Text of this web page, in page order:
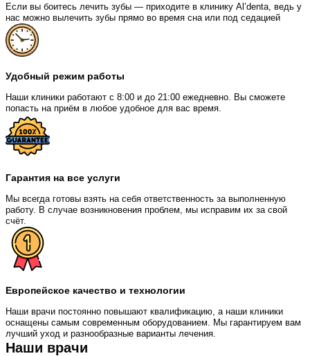
Если вы боитесь лечить зубы — приходите в клинику Al’denta, ведь у
нас можно вылечить зубы прямо во время сна или под седацией
Удобный режим работы
Наши клиники работают с 8:00 и до 21:00 ежедневно. Вы сможете
попасть на приём в любое удобное для вас время.
Гарантия на все услуги
Мы всегда готовы взять на себя ответственность за выполненную
работу. В случае возникновения проблем, мы исправим их за свой
счёт.
Европейское качество и технологии
Наши врачи постоянно повышают квалификацию, а наши клиники
оснащены самым современным оборудованием. Мы гарантируем вам
лучший уход и разнообразные варианты лечения.
Наши врачи